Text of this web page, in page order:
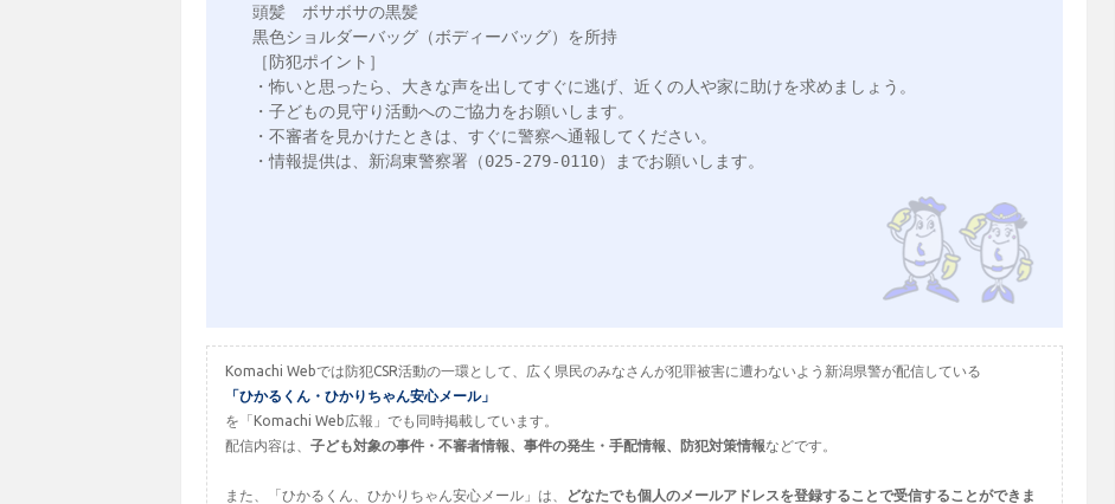
頭髪　ボサボサの黒髪
黒色ショルダーバッグ（ボディーバッグ）を所持
［防犯ポイント］
・怖いと思ったら、大きな声を出してすぐに逃げ、近くの人や家に助けを求めましょう。
・子どもの見守り活動へのご協力をお願いします。
・不審者を見かけたときは、すぐに警察へ通報してください。
・情報提供は、新潟東警察署（025‐279‐0110）までお願いします。
Komachi Webでは防犯CSR活動の一環として、広く県民のみなさんが犯罪被害に遭わないよう新潟県警が配信している
「ひかるくん・ひかりちゃん安心メール」
を「Komachi Web広報」でも同時掲載しています。
配信内容は、 子ども対象の事件・不審者情報、事件の発生・手配情報、防犯対策情報などです。
また、「ひかるくん、ひかりちゃん安心メール」は、
どなたでも個人のメールアドレスを登録することで受信することができま